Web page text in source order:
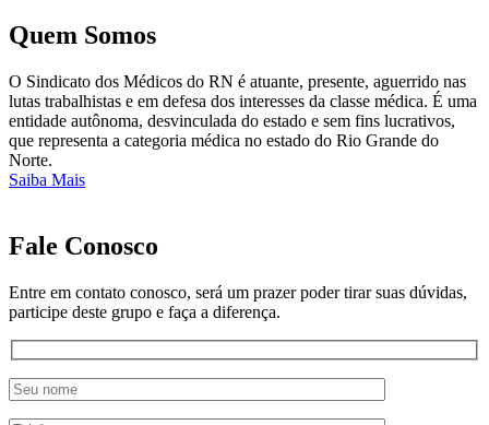
Quem Somos
O Sindicato dos Médicos do RN é atuante, presente, aguerrido nas
lutas trabalhistas e em defesa dos interesses da classe médica. É uma
entidade autônoma, desvinculada do estado e sem fins lucrativos,
que representa a categoria médica no estado do Rio Grande do
Norte.
Saiba Mais
Fale Conosco
Entre em contato conosco, será um prazer poder tirar suas dúvidas,
participe deste grupo e faça a diferença.